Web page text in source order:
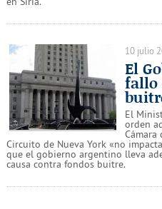
10 julio
El
fallo
El
orden
Cámara
Circuito de Nueva York «no
que el gobierno argentino lleva
causa contra fondos buitre.